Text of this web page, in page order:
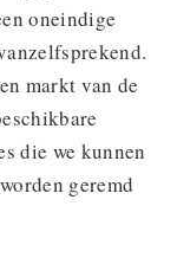
oneindige
markt van de
die we kunnen
geremd